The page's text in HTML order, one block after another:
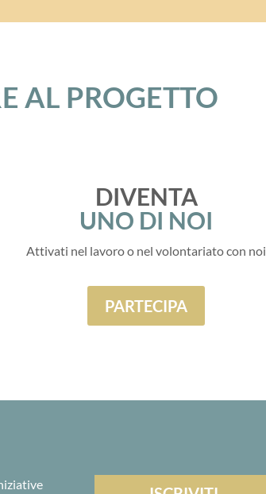
AL PROGETTO
DIVENTA
UNO DI NOI
Attivati nel lavoro o nel volontariato con noi
PARTECIPA